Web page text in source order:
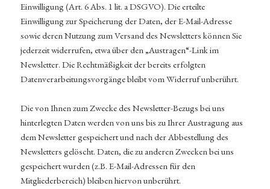
Einwilligung (Art. 6 Abs. 1 lit. a DSGVO). Die erteilte
Einwilligung zur Speicherung der Daten, der E-Mail-Adresse
sowie deren Nutzung zum Versand des Newsletters können Sie
jederzeit widerrufen, etwa über den „Austragen“-Link im
Newsletter. Die Rechtmäßigkeit der bereits erfolgten
Datenverarbeitungsvorgänge bleibt vom Widerruf unberührt.
Die von Ihnen zum Zwecke des Newsletter-Bezugs bei uns
hinterlegten Daten werden von uns bis zu Ihrer Austragung aus
dem Newsletter gespeichert und nach der Abbestellung des
Newsletters gelöscht. Daten, die zu anderen Zwecken bei uns
gespeichert wurden (z.B. E-Mail-Adressen für den
Mitgliederbereich) bleiben hiervon unberührt.